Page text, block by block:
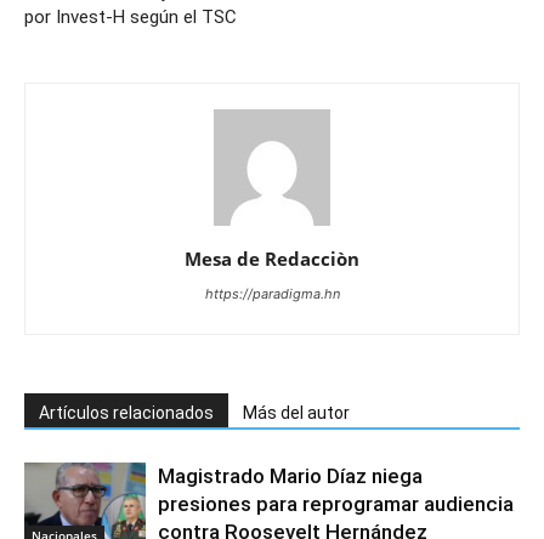
por Invest-H según el TSC
Mesa de Redacciòn
https://paradigma.hn
Artículos relacionados Más del autor
Nacionales
Magistrado Mario Díaz niega
presiones para reprogramar audiencia
contra Roosevelt Hernández